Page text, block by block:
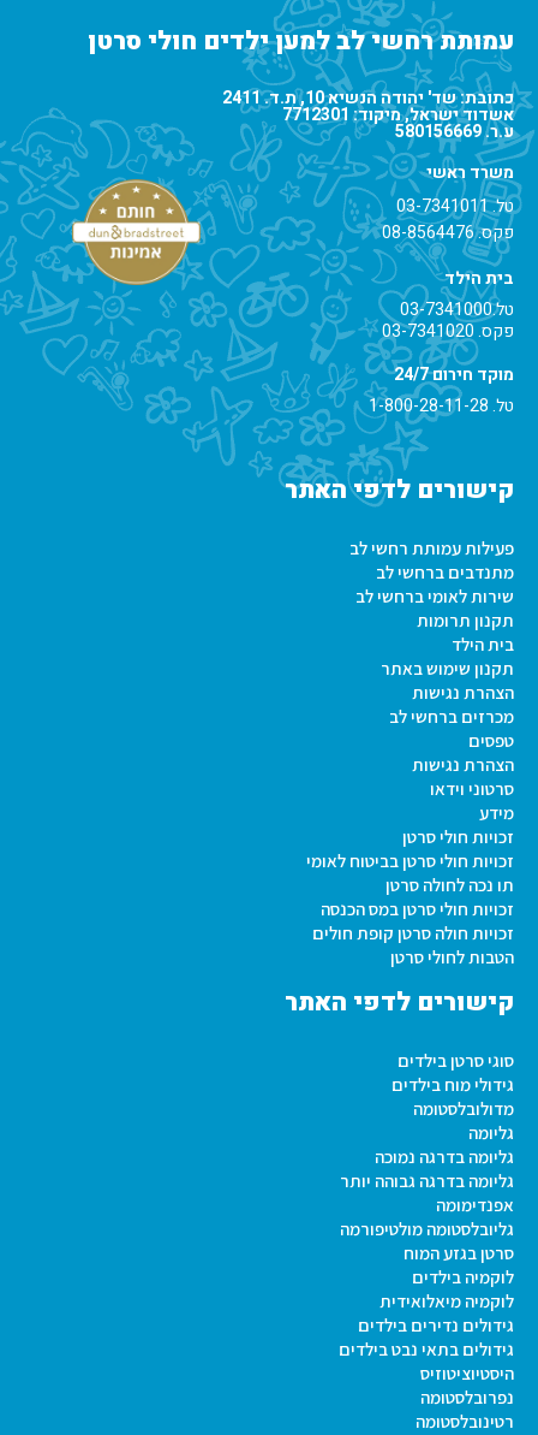
עמותת רחשי לב למען ילדים חולי סרטן
כתובת: שד' יהודה הנשיא 10, ת.ד. 2411
אשדוד ישראל, מיקוד: 7712301
ע.ר. 580156669
משרד ראשי
טל.03-7341011
פקס. 08-8564476
בית הילד
טל.03-7341000
פקס. 03-7341020
מוקד חירום 24/7
טל.1-800-28-11-28
קישורים לדפי האתר
פעילות עמותת רחשי לב
מתנדבים ברחשי לב
שירות לאומי ברחשי לב
תקנון תרומות
בית הילד
תקנון שימוש באתר
הצהרת נגישות
מכרזים ברחשי לב
טפסים
הצהרת נגישות
סרטוני וידאו
מידע
זכויות חולי סרטן
זכויות חולי סרטן בביטוח לאומי
תו נכה לחולה סרטן
זכויות חולי סרטן במס הכנסה
זכויות חולה סרטן קופת חולים
הטבות לחולי סרטן
קישורים לדפי האתר
סוגי סרטן בילדים
גידולי מוח בילדים
מדולובלסטומה
גליומה
גליומה בדרגה נמוכה
גליומה בדרגה גבוהה יותר
אפנדימומה
גליובלסטומה מולטיפורמה
סרטן בגזע המוח
לוקמיה בילדים
לוקמיה מיאלואידית
גידולים נדירים בילדים
גידולים בתאי נבט בילדים
היסטיוציטוזיס
נפרובלסטומה
רטינובלסטומה